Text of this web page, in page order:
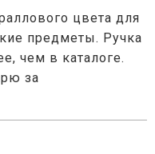
цвета для
предметы. Ручка
чем в каталоге.
за